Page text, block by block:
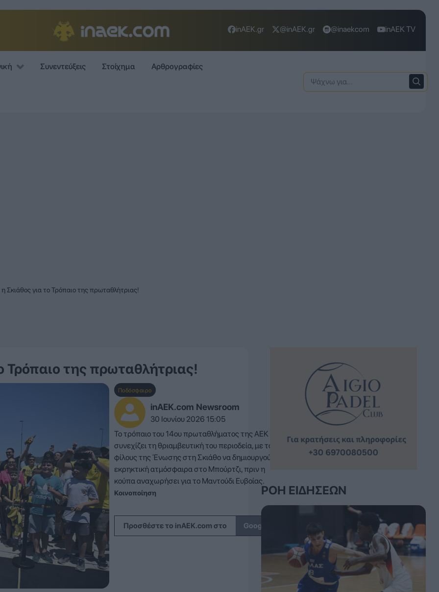
inAEK.gr @inAEK.gr @inaekcom inAEK TV
Συνεντεύξεις Στοίχημα Αρθρογραφίες
Σκιάθος για το Τρόπαιο της πρωταθλήτριας!
της πρωταθλήτριας!
Ποδόσφαιρο
inAEK.com Newsroom
30 Ιουνίου 2026 15:05
Το τρόπαιο του 14ου πρωταθλήματος της ΑΕΚ
συνεχίζει τη θριαμβευτική του περιοδεία, με τους
φίλους της Ένωσης στη Σκιάθο να δημιουργούν
εκρηκτική ατμόσφαιρα στο Μπούρτζι, πριν η
κούπα αναχωρήσει για το Μαντούδι Ευβοίας.
Κοινοποίηση
Προσθέστε το inAEK.com στο Google
ΡΟΉ ΕΙΔΉΣΕΩΝ